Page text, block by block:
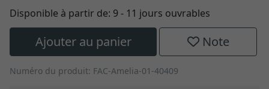
Disponible à partir de: 9 - 11 jours ouvrables
Ajouter au panier Note
Numéro du produit: FAC-Amelia-01-40409